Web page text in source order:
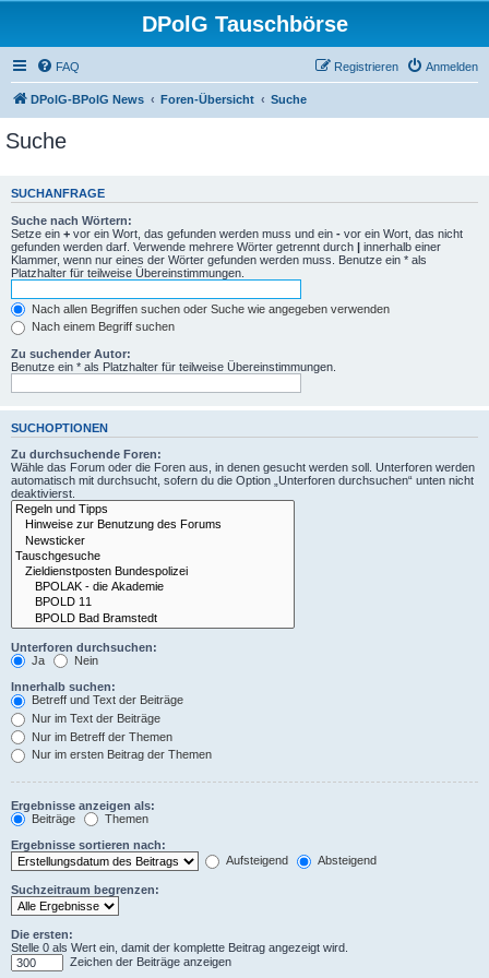
DPolG Tauschbörse
FAQ Anmelden
Registrieren
DPolG-BPolG News Foren-Übersicht Suche
Suche
SUCHANFRAGE
Suche nach Wörtern:
Setze ein + vor ein Wort, das gefunden werden muss und ein - vor ein Wort, das nicht
gefunden werden darf. Verwende mehrere Wörter getrennt durch | innerhalb einer
Klammer, wenn nur eines der Wörter gefunden werden muss. Benutze ein * als
Platzhalter für teilweise Übereinstimmungen.
Nach allen Begriffen suchen oder Suche wie angegeben verwenden
Nach einem Begriff suchen
Zu suchender Autor:
Benutze ein * als Platzhalter für teilweise Übereinstimmungen.
SUCHOPTIONEN
Zu durchsuchende Foren:
Wähle das Forum oder die Foren aus, in denen gesucht werden soll. Unterforen werden
automatisch mit durchsucht, sofern du die Option „Unterforen durchsuchen“ unten nicht
deaktivierst.
Unterforen durchsuchen:
Ja
Nein
Innerhalb suchen:
Betreff und Text der Beiträge
Nur im Text der Beiträge
Nur im Betreff der Themen
Nur im ersten Beitrag der Themen
Ergebnisse anzeigen als:
Beiträge
Themen
Ergebnisse sortieren nach:
Aufsteigend
Absteigend
Suchzeitraum begrenzen:
Die ersten:
Stelle 0 als Wert ein, damit der komplette Beitrag angezeigt wird.
Zeichen der Beiträge anzeigen